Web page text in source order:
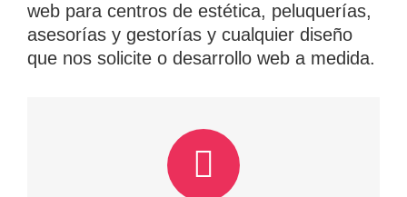
web para centros de estética, peluquerías,
asesorías y gestorías y cualquier diseño
que nos solicite o desarrollo web a medida.